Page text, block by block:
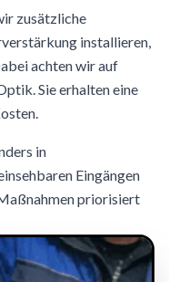
zusätzliche
installieren,
achten wir auf
Sie erhalten eine
in
Eingängen
priorisiert